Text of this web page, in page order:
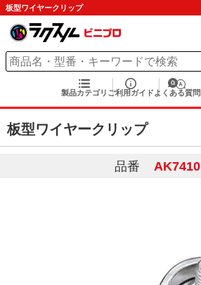
板型ワイヤークリップ
製品カテゴリ ご利用ガイド よくある質問
板型ワイヤークリップ
品番 AK7410